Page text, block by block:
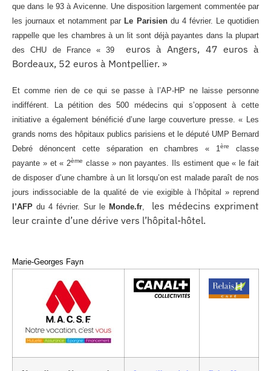
que dans le 93 à Avicenne. Une disposition largement commentée par
les journaux et notamment parLe Parisiendu 4 février. Le quotidien
rappelle que les chambres à un lit sont déjà payantes dans la plupart
des CHU de France « 39 euros à Angers, 47 euros à
Bordeaux, 52 euros à Montpellier. »
Et comme rien de ce qui se passe à l’AP-HP ne laisse personne
indifférent. La pétition des 500 médecins qui s’opposent à cette
initiative a également bénéficié d’une large couverture presse. « Les
grands noms des hôpitaux publics parisiens et le député UMP Bernard
Debré dénoncent cette séparation en chambres « 1ère
classe
payante » et « 2ème classe » non payantes. Ils estiment que « le fait
de disposer d’une chambre à un lit lorsqu’on est malade paraît de nos
jours indissociable de la qualité de vie exigible à l’hôpital » reprend
l’AFP du 4 février. Sur le Monde.fr
les médecins expriment
leur crainte d’une dérive vers l’hôpital-hôtel.
Marie-Georges Fayn